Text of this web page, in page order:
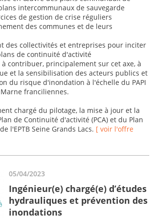
intercommunaux de sauvegarde
de gestion de crise réguliers
des communes et de leurs
des collectivités et entreprises pour inciter
de continuité d'activité
à contribuer, principalement sur cet axe, à
et la sensibilisation des acteurs publics et
du risque d'inondation à l'échelle du PAPI
franciliennes.
chargé du pilotage, la mise à jour et la
de Continuité d'activité (PCA) et du Plan
l'EPTB Seine Grands Lacs. [ voir l'offre
05/04/2023
Ingénieur(e) chargé(e) d’études
hydrauliques et prévention des
inondations